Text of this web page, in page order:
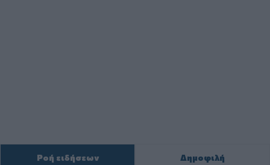
Ροή ειδήσεων Δημοφιλή